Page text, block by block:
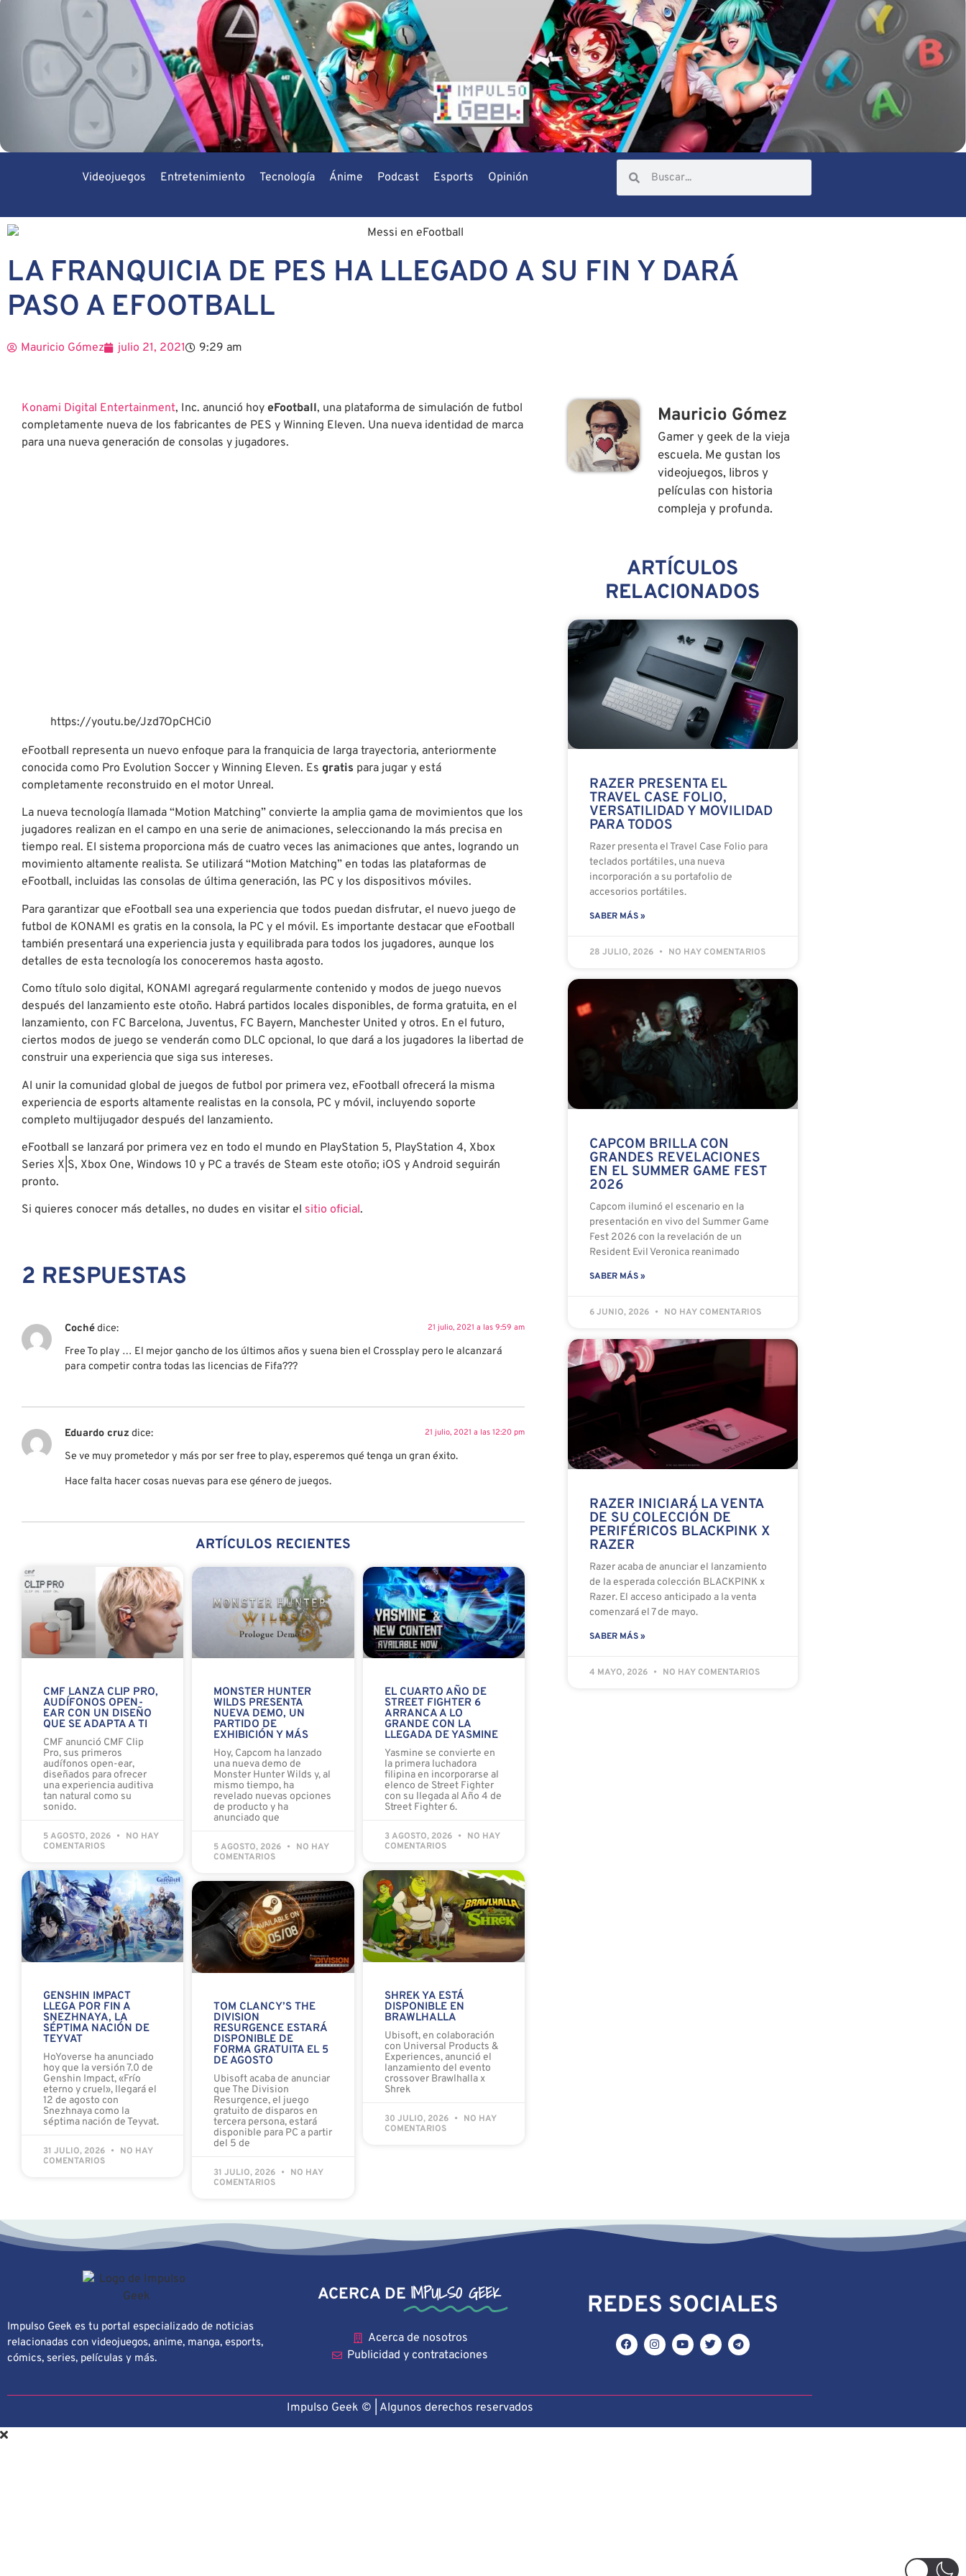
Videojuegos Entretenimiento Tecnología Ánime Podcast Esports Opinión
LA FRANQUICIA DE PES HA LLEGADO A SU FIN Y DARÁ
PASO A EFOOTBALL
Mauricio Gómez julio 21, 2021 9:29 am
Konami Digital Entertainment, Inc. anunció hoy eFootball, una plataforma de simulación de futbol
completamente nueva de los fabricantes de PES y Winning Eleven. Una nueva identidad de marca
para una nueva generación de consolas y jugadores.
https://youtu.be/Jzd7OpCHCi0
eFootball representa un nuevo enfoque para la franquicia de larga trayectoria, anteriormente
conocida como Pro Evolution Soccer y Winning Eleven. Es gratis para jugar y está
completamente reconstruido en el motor Unreal.
La nueva tecnología llamada “Motion Matching” convierte la amplia gama de movimientos que los
jugadores realizan en el campo en una serie de animaciones, seleccionando la más precisa en
tiempo real. El sistema proporciona más de cuatro veces las animaciones que antes, logrando un
movimiento altamente realista. Se utilizará “Motion Matching” en todas las plataformas de
eFootball, incluidas las consolas de última generación, las PC y los dispositivos móviles.
Para garantizar que eFootball sea una experiencia que todos puedan disfrutar, el nuevo juego de
futbol de KONAMI es gratis en la consola, la PC y el móvil. Es importante destacar que eFootball
también presentará una experiencia justa y equilibrada para todos los jugadores, aunque los
detalles de esta tecnología los conoceremos hasta agosto.
Como título solo digital, KONAMI agregará regularmente contenido y modos de juego nuevos
después del lanzamiento este otoño. Habrá partidos locales disponibles, de forma gratuita, en el
lanzamiento, con FC Barcelona, Juventus, FC Bayern, Manchester United y otros. En el futuro,
ciertos modos de juego se venderán como DLC opcional, lo que dará a los jugadores la libertad de
construir una experiencia que siga sus intereses.
Al unir la comunidad global de juegos de futbol por primera vez, eFootball ofrecerá la misma
experiencia de esports altamente realistas en la consola, PC y móvil, incluyendo soporte
completo multijugador después del lanzamiento.
eFootball se lanzará por primera vez en todo el mundo en PlayStation 5, PlayStation 4, Xbox
Series X|S, Xbox One, Windows 10 y PC a través de Steam este otoño; iOS y Android seguirán
pronto.
Si quieres conocer más detalles, no dudes en visitar el sitio oficial.
2 RESPUESTAS
Cochédice: 21 julio, 2021 a las 9:59 am
Free To play … El mejor gancho de los últimos años y suena bien el Crossplay pero le alcanzará
para competir contra todas las licencias de Fifa???
Eduardo cruz dice: 21 julio, 2021 a las 12:20 pm
Se ve muy prometedor y más por ser free to play, esperemos qué tenga un gran éxito.
Hace falta hacer cosas nuevas para ese género de juegos.
ARTÍCULOS RECIENTES
CMF LANZA CLIP PRO,
AUDÍFONOS OPEN-
EAR CON UN DISEÑO
QUE SE ADAPTA A TI
CMF anunció CMF Clip
Pro, sus primeros
audífonos open-ear,
diseñados para ofrecer
una experiencia auditiva
tan natural como su
sonido.
5 AGOSTO, 2026
NO HAY
COMENTARIOS
MONSTER HUNTER
WILDS PRESENTA
NUEVA DEMO, UN
PARTIDO DE
EXHIBICIÓN Y MÁS
Hoy, Capcom ha lanzado
una nueva demo de
Monster Hunter Wilds y, al
mismo tiempo, ha
revelado nuevas opciones
de producto y ha
anunciado que
5 AGOSTO, 2026
NO HAY
COMENTARIOS
EL CUARTO AÑO DE
STREET FIGHTER 6
ARRANCA A LO
GRANDE CON LA
LLEGADA DE YASMINE
Yasmine se convierte en
la primera luchadora
filipina en incorporarse al
elenco de Street Fighter
con su llegada al Año 4 de
Street Fighter 6.
3 AGOSTO, 2026
NO HAY
COMENTARIOS
GENSHIN IMPACT
LLEGA POR FIN A
SNEZHNAYA, LA
SÉPTIMA NACIÓN DE
TEYVAT
HoYoverse ha anunciado
hoy que la versión 7.0 de
Genshin Impact, «Frío
eterno y cruel», llegará el
12 de agosto con
Snezhnaya como la
séptima nación de Teyvat.
31 JULIO, 2026
NO HAY
COMENTARIOS
TOM CLANCY’S THE
DIVISION
RESURGENCE ESTARÁ
DISPONIBLE DE
FORMA GRATUITA EL 5
DE AGOSTO
Ubisoft acaba de anunciar
que The Division
Resurgence, el juego
gratuito de disparos en
tercera persona, estará
disponible para PC a partir
del 5 de
31 JULIO, 2026
NO HAY
COMENTARIOS
SHREK YA ESTÁ
DISPONIBLE EN
BRAWLHALLA
Ubisoft, en colaboración
con Universal Products &
Experiences, anunció el
lanzamiento del evento
crossover Brawlhalla x
Shrek
30 JULIO, 2026
NO HAY
COMENTARIOS
Mauricio Gómez
Gamer y geek de la vieja
escuela. Me gustan los
videojuegos, libros y
películas con historia
compleja y profunda.
ARTÍCULOS
RELACIONADOS
RAZER PRESENTA EL
TRAVEL CASE FOLIO,
VERSATILIDAD Y MOVILIDAD
PARA TODOS
Razer presenta el Travel Case Folio para
teclados portátiles, una nueva
incorporación a su portafolio de
accesorios portátiles.
SABER MÁS »
28 JULIO, 2026 NO HAY COMENTARIOS
CAPCOM BRILLA CON
GRANDES REVELACIONES
EN EL SUMMER GAME FEST
2026
Capcom iluminó el escenario en la
presentación en vivo del Summer Game
Fest 2026 con la revelación de un
Resident Evil Veronica reanimado
SABER MÁS »
6 JUNIO, 2026 NO HAY COMENTARIOS
RAZER INICIARÁ LA VENTA
DE SU COLECCIÓN DE
PERIFÉRICOS BLACKPINK X
RAZER
Razer acaba de anunciar el lanzamiento
de la esperada colección BLACKPINK x
Razer. El acceso anticipado a la venta
comenzará el 7 de mayo.
SABER MÁS »
4 MAYO, 2026 NO HAY COMENTARIOS
Impulso Geek es tu portal especializado de noticias
relacionadas con videojuegos, anime, manga, esports,
cómics, series, películas y más.
ACERCA DE IMPULSO GEEK
Acerca de nosotros
Publicidad y contrataciones
REDES SOCIALES
Impulso Geek © | Algunos derechos reservados